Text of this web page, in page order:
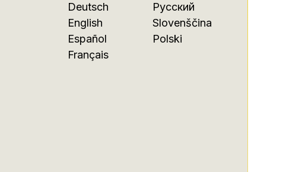
Deutsch
English
Español
Français
Русский
Slovenščina
Polski